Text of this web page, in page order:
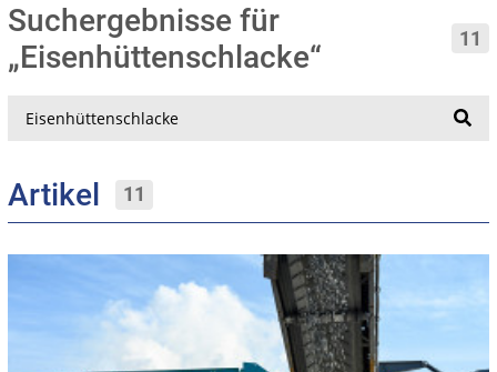
Suchergebnisse für
„Eisenhüttenschlacke“
11
Artikel 11